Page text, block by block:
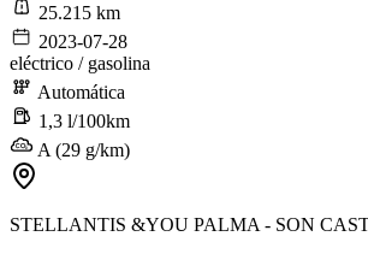
25.215 km
2023-07-28
eléctrico / gasolina
Automática
1,3 l/100km
A (29 g/km)
STELLANTIS &YOU PALMA - SON